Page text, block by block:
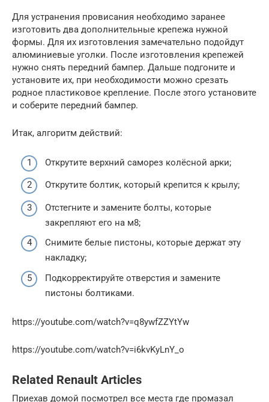
Для устранения провисания необходимо заранее
изготовить два дополнительные крепежа нужной
формы. Для их изготовления замечательно подойдут
алюминиевые уголки. После изготовления крепежей
нужно снять передний бампер. Дальше подгоните и
установите их, при необходимости можно срезать
родное пластиковое крепление. После этого установите
и соберите передний бампер.
Итак, алгоритм действий:
Открутите верхний саморез колёсной арки;
Открутите болтик, который крепится к крылу;
Отстегните и замените болты, которые
закрепляют его на м8;
Снимите белые пистоны, которые держат эту
накладку;
Подкорректируйте отверстия и замените
пистоны болтиками.
https://youtube.com/watch?v=q8ywfZZYtYw
https://youtube.com/watch?v=i6kvKyLnY_o
Related Renault Articles
Приехав домой посмотрел все места где промазал